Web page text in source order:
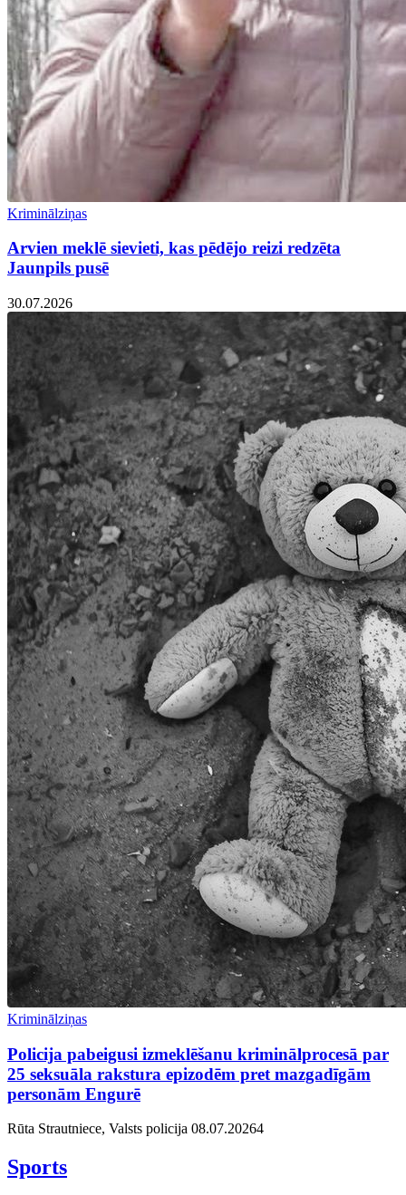
Kriminālziņas
Arvien meklē sievieti, kas pēdējo reizi redzēta
Jaunpils pusē
30.07.2026
Kriminālziņas
Policija pabeigusi izmeklēšanu kriminālprocesā par
25 seksuāla rakstura epizodēm pret mazgadīgām
personām Engurē
Rūta Strautniece, Valsts policija 08.07.20264
Sports